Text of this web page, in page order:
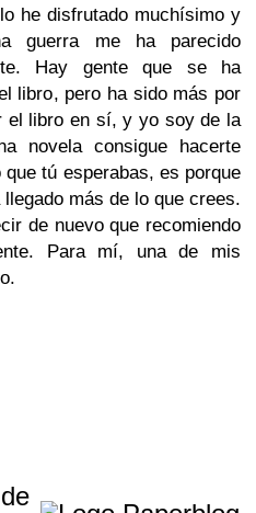
he disfrutado muchísimo y
guerra me ha parecido
Hay gente que se ha
libro, pero ha sido más por
el libro en sí, y yo soy de la
novela consigue hacerte
tú esperabas, es porque
más de lo que crees.
de nuevo que recomiendo
Para mí, una de mis